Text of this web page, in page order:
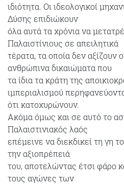
ιδιότητα. Οι ιδεολογικοί
Δύσης επιδιώκουν
όλα αυτά τα χρόνια να
Παλαιστίνιους σε απειλητικά
τέρατα, τα οποία δεν αξίζουν
ανθρώπινα δικαιώματα που
τα ίδια τα κράτη της
ιμπεριαλισμού
ότι κατοχυρώνουν.
Ακόμα όμως και σε αυτό το
Παλαιστινιακός λαός
επέμεινε να διεκδικεί τη γη
την αξιοπρέπειά
του, αποτελώντας έτσι φάρο
τους αγώνες των